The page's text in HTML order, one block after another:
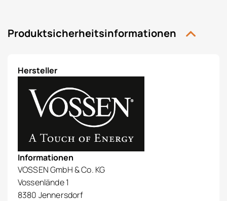
Produktsicherheitsinformationen
Hersteller
Informationen
VOSSEN GmbH & Co. KG
Vossenlände 1
8380 Jennersdorf